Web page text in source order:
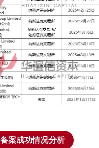
案成功情况分析